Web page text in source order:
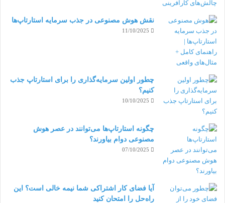
آموزش‌های هم‌زمان می‌توانند به صورت انفرادی برگزار
شوند. در این شیوه معمولاً شما از یک کارمند با تجربۀ
خود می‌خواهید که استفاده از ایزارها و نحوۀ همکاری و
تعامل اصولی با سازمان را به نیروهای جدید دورکار
آموزش دهد. این کار ممکن است به صورت آنلاین و یا
حضوری و از سوی یک مربی برگزار شود.
غیر هم‌زمان
در این شیوه آموزش معمولاً خودش مسیرش را تعیین
می‌کند و بهه کارمندان دورکار این امکان را می‌دهد که با
سرعتی که برای خودشان مناسب‌تر است آموزش ببینند؛
نقش هوش مصنوعی در جذب سرمایه استارتاپ‌ها
11/10/2025
چطور اولین سرمایه‌گذاری را برای استارتاپ جذب
کنیم؟
10/10/2025
چگونه استارتاپ‌ها می‌توانند در عصر هوش
مصنوعی دوام بیاورند؟
07/10/2025
آیا فضای کار اشتراکی شما نیمه‌ خالی است؟ این
راه‌حل را امتحان کنید